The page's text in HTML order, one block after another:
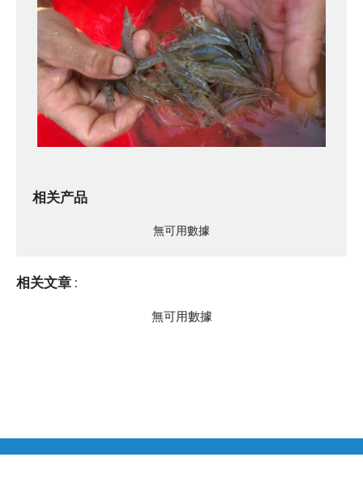
相关产品
無可用數據
相关文章 :
無可用數據